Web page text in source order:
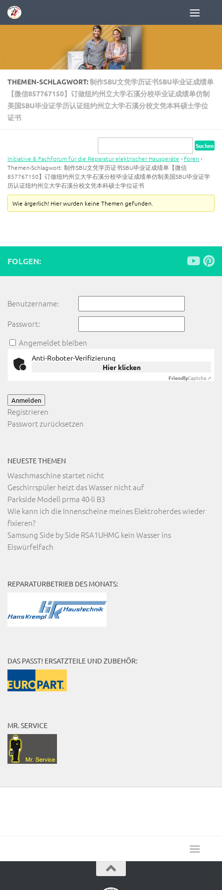
Zum Inhalt springen
THEMEN-SCHLAGWORT:制作SBU文凭学历证书SBU毕业证成绩单
【微信857767150】订做纽约州立大学石溪分校毕业证成绩单仿制
美国SBU毕业证学历认证纽约州立大学石溪分校文凭本科硕士学位
证书
Initiative & Fachforum für die Reparatur elektrischer Hausgeräte › Foren ›
Themen-Schlagwort: 制作SBU文凭学历证书SBU毕业证成绩单【微信
857767150】订做纽约州立大学石溪分校毕业证成绩单仿制美国SBU毕业证学
历认证纽约州立大学石溪分校文凭本科硕士学位证书
Wie ärgerlich! Hier wurden keine Themen gefunden.
FOLGEN:
Benutzername:
Passwort:
Angemeldet bleiben
Anti-Roboter-Verifizierung
Hier klicken
FriendlyCaptcha ⇗
Anmelden
Registrieren
Passwort zurücksetzen
NEUESTE THEMEN
Waschmaschine startet nicht
Geschirrspüler heizt das Wasser nicht auf
Parkside Modell prma 40-li B3
Wie kann ich die Innenscheine meines Elektroherdes wieder
fixieren?
Samsung Side by Side RSA1UHMG kein Wasser ins
Eiswürfelfach
REPARATURBETRIEB DES MONATS:
DAS PASST! ERSATZTEILE UND ZUBEHÖR:
MR. SERVICE